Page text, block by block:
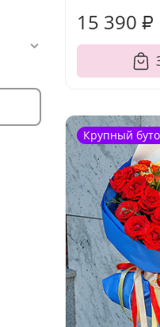
15 390 ₽
Крупный